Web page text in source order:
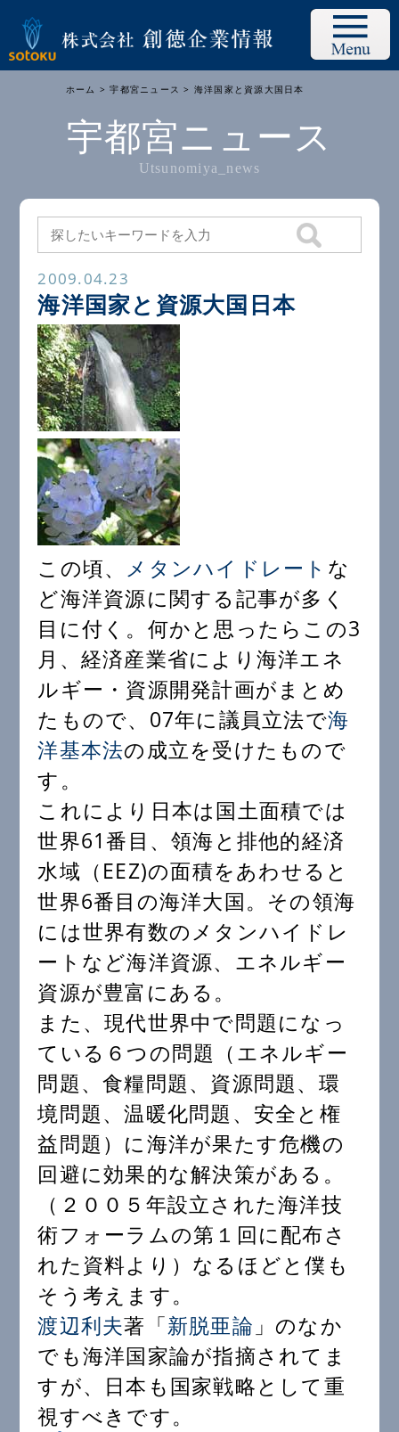
ホーム >宇都宮ニュース > 海洋国家と資源大国日本
宇都宮ニュース
Utsunomiya_news
2009.04.23
海洋国家と資源大国日本
この頃、 メタンハイドレート な
ど海洋資源に関する記事が多く
目に付く。何かと思ったらこの3
月、経済産業省により海洋エネ
ルギー・資源開発計画がまとめ
たもので、07年に議員立法で海
洋基本法の成立を受けたもので
す。
これにより日本は国土面積では
世界61番目、領海と排他的経済
水域（EEZ)の面積をあわせると
世界6番目の海洋大国。その領海
には世界有数のメタンハイドレ
ートなど海洋資源、エネルギー
資源が豊富にある。
また、現代世界中で問題になっ
ている６つの問題（エネルギー
問題、食糧問題、資源問題、環
境問題、温暖化問題、安全と権
益問題）に海洋が果たす危機の
回避に効果的な解決策がある。
（２００５年設立された海洋技
術フォーラムの第１回に配布さ
れた資料より）なるほどと僕も
そう考えます。
渡辺利夫著「新脱亜論 」のなか
でも海洋国家論が指摘されてま
すが、日本も国家戦略として重
視すべきです。